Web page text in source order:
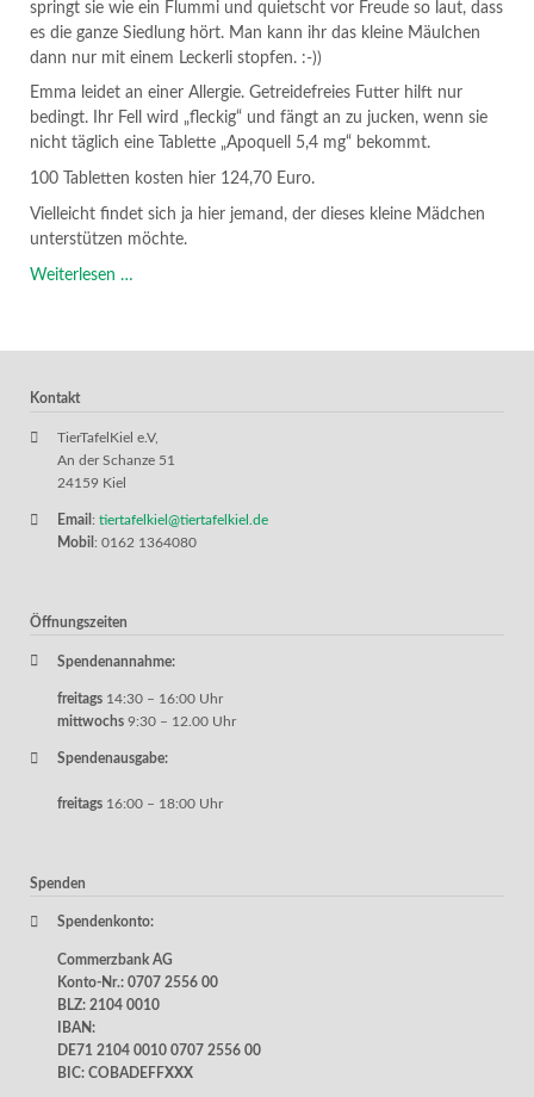
springt sie wie ein Flummi und quietscht vor Freude so laut, dass
es die ganze Siedlung hört. Man kann ihr das kleine Mäulchen
dann nur mit einem Leckerli stopfen. :-))
Emma leidet an einer Allergie. Getreidefreies Futter hilft nur
bedingt. Ihr Fell wird „fleckig“ und fängt an zu jucken, wenn sie
nicht täglich eine Tablette „Apoquell 5,4 mg“ bekommt.
100 Tabletten kosten hier 124,70 Euro.
Vielleicht findet sich ja hier jemand, der dieses kleine Mädchen
unterstützen möchte.
Weiterlesen …
Kontakt
TierTafelKiel e.V,
An der Schanze 51
24159 Kiel
Email : tiertafelkiel@tiertafelkiel.de
Mobil : 0162 1364080
Öffnungszeiten
Spendenannahme:
freitags 14:30 – 16:00 Uhr
mittwochs 9:30 – 12.00 Uhr
Spendenausgabe:
freitags 16:00 – 18:00 Uhr
Spenden
Spendenkonto:
Commerzbank AG
Konto-Nr.: 0707 2556 00
BLZ: 2104 0010
IBAN:
DE71 2104 0010 0707 2556 00
BIC: COBADEFFXXX